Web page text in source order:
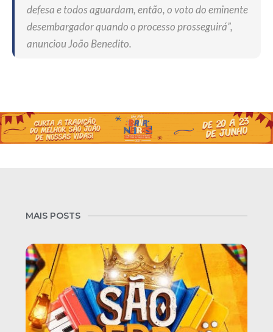
defesa e todos aguardam, então, o voto do eminente
desembargador quando o processo prosseguirá”,
anunciou João Benedito.
MAIS POSTS